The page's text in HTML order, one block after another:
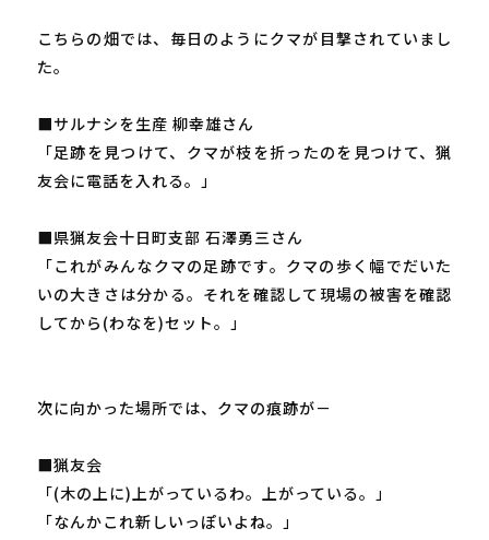
こちらの畑では、毎日のようにクマが目撃されていまし
た。
■サルナシを生産 柳幸雄さん
「足跡を見つけて、クマが枝を折ったのを見つけて、猟
友会に電話を入れる。」
■県猟友会十日町支部 石澤勇三さん
「これがみんなクマの足跡です。クマの歩く幅でだいた
いの大きさは分かる。それを確認して現場の被害を確認
してから(わなを)セット。」
次に向かった場所では、クマの痕跡が－
■猟友会
「(木の上に)上がっているわ。上がっている。」
「なんかこれ新しいっぽいよね。」